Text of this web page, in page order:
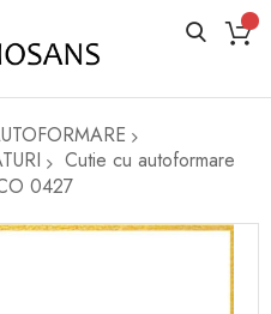
Cutie cu autoformare
0427